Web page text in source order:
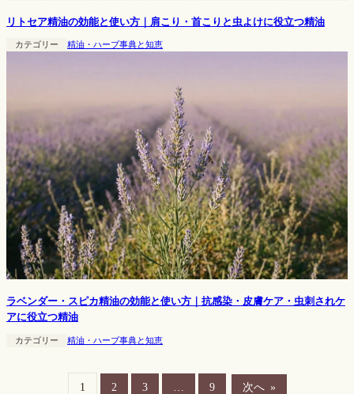
リトセア精油の効能と使い方｜肩こり・首こりと虫よけに役立つ精油
カテゴリー 精油・ハーブ事典と知恵
ラベンダー・スピカ精油の効能と使い方｜抗感染・皮膚ケア・虫刺されケ
アに役立つ精油
カテゴリー 精油・ハーブ事典と知恵
1 2 3 9 次へ »